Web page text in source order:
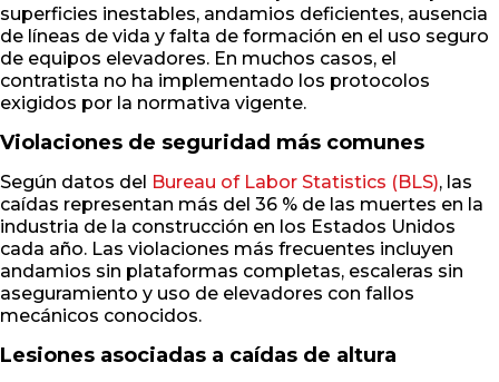
superficies inestables, andamios deficientes, ausencia
de líneas de vida y falta de formación en el uso seguro
de equipos elevadores. En muchos casos, el
contratista no ha implementado los protocolos
exigidos por la normativa vigente.
Violaciones de seguridad más comunes
Según datos del Bureau of Labor Statistics (BLS), las
caídas representan más del 36 % de las muertes en la
industria de la construcción en los Estados Unidos
cada año. Las violaciones más frecuentes incluyen
andamios sin plataformas completas, escaleras sin
aseguramiento y uso de elevadores con fallos
mecánicos conocidos.
Lesiones asociadas a caídas de altura